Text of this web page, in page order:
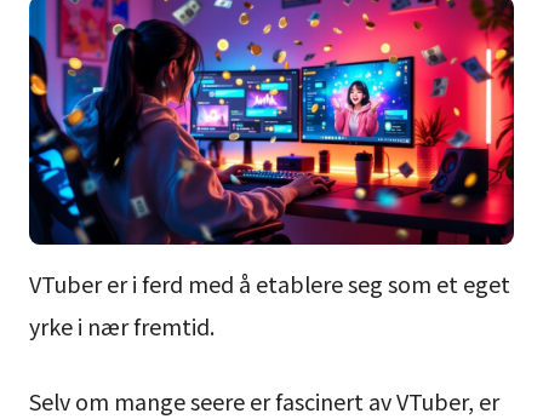
VTuber er i ferd med å etablere seg som et eget
yrke i nær fremtid.
Selv om mange seere er fascinert av VTuber, er